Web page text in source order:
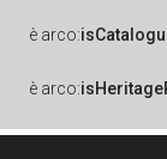
è arco:
è arco: